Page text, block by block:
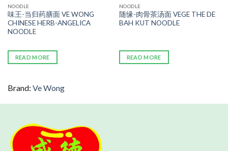
NOODLE
味王-当归药膳面 VE WONG
CHINESE HERB-ANGELICA
NOODLE
READ MORE
Brand: Ve Wong
NOODLE
随缘-肉骨茶汤面 VEGE THE DE
BAH KUT NOODLE
READ MORE